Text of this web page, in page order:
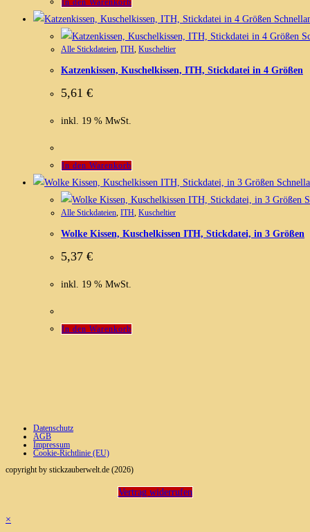
In den Warenkorb
Alle Stickdateien, ITH, Kuscheltier
Katzenkissen, Kuschelkissen, ITH, Stickdatei in 4 Größen
5,61 €
inkl. 19 % MwSt.
In den Warenkorb
Alle Stickdateien, ITH, Kuscheltier
Wolke Kissen, Kuschelkissen ITH, Stickdatei, in 3 Größen
5,37 €
inkl. 19 % MwSt.
In den Warenkorb
Datenschutz
AGB
Impressum
Cookie-Richtlinie (EU)
copyright by stickzauberwelt.de (2026)
Vertrag widerrufen
×